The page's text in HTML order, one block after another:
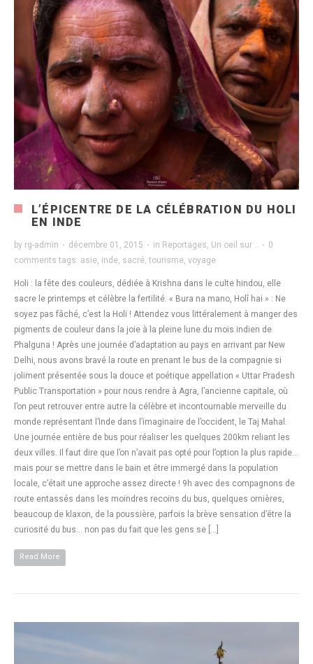
L’ÉPICENTRE DE LA CÉLÉBRATION DU HOLI
EN INDE
by rg-admin · décembre 01, 2015 · in Reportages, Un oeil sur .. · 0
comments tags: asie, inde, sacré, tourisme, voyage
Holi : la fête des couleurs, dédiée à Krishna dans le culte hindou, elle
sacre le printemps et célèbre la fertilité. « Bura na mano, Holî hai » : Ne
soyez pas fâché, c’est la Holi ! Attendez vous littéralement à manger des
pigments de couleur dans la joie à la pleine lune du mois indien de
Phalguna ! Après une journée d’adaptation au pays en arrivant par New
Delhi, nous avons bravé la route en prenant le bus de la compagnie si
joliment présentée sous la douce et poétique appellation « Uttar Pradesh
Public Transportation » pour nous rendre à Agra, l’ancienne capitale, où
l’on peut retrouver entre autre la célèbre et incontournable merveille du
monde représentant l’Inde dans l’imaginaire de l’occident, le Taj Mahal.
Une journée entière de bus pour réaliser les quelques 200km reliant les
deux villes. Il faut dire que l’on n’avait pas opté pour l’option la plus rapide…
mais pour se mettre dans le bain et être immergé dans la population
locale, c’était une approche assez directe ! 9h avec des compagnons de
route entassés dans les moindres recoins du bus, quelques ornières,
beaucoup de klaxon, de la poussière, parfois la brève sensation d’être la
curiosité du bus… non pas du fait que les gens se […]
Read More